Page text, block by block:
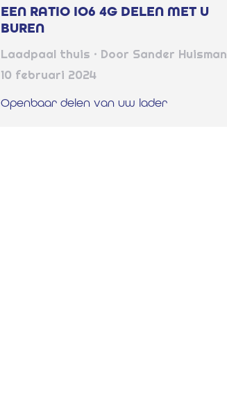
EEN RATIO IO6 4G DELEN MET U
BUREN
Laadpaal thuis Door Sander Huisman
10 februari 2024
Openbaar delen van uw lader